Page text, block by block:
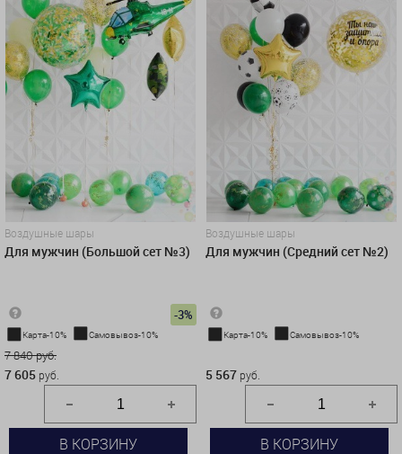
Воздушные шары
Для мужчин (Большой сет №3)
-3%
Карта-10% Самовывоз-10%
7 840 руб.
7 605 руб.
В КОРЗИНУ
Воздушные шары
Для мужчин (Средний сет №2)
Карта-10% Самовывоз-10%
5 567 руб.
В КОРЗИНУ